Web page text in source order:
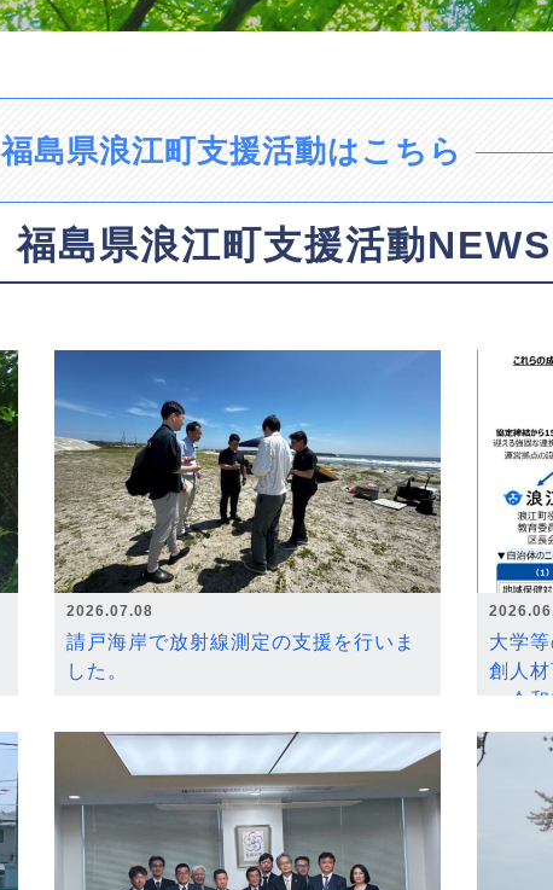
福島県浪江町支援活動はこちら
福島県浪江町支援活動NEWS
2026.07.08
請戸海岸で放射線測定の支援を行いま
した。
大学
創人
～令